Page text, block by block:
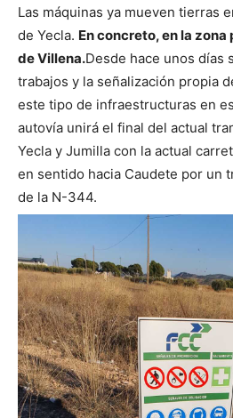
Las máquinas ya mueven tierras
de Yecla. En concreto, en la
de Villena.Desde hace unos días
trabajos y la señalización propia
este tipo de infraestructuras en
autovía unirá el final del actual
Yecla y Jumilla con la actual
en sentido hacia Caudete por un
de la N-344.